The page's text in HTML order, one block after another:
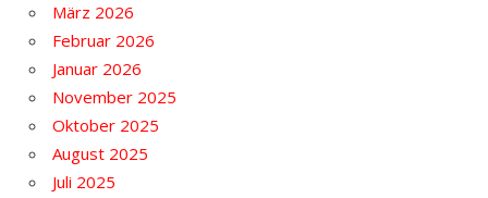
März 2026
Februar 2026
Januar 2026
November 2025
Oktober 2025
August 2025
Juli 2025